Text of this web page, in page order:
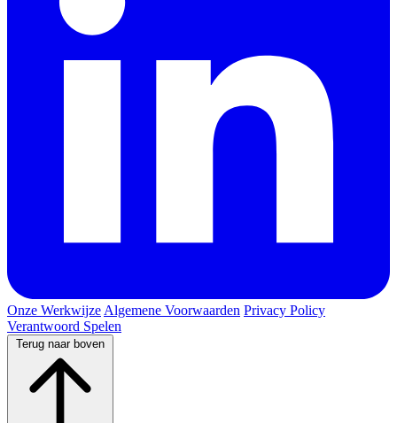
Onze WerkwijzeAlgemene Voorwaarden Privacy Policy
Verantwoord Spelen
Terug naar boven